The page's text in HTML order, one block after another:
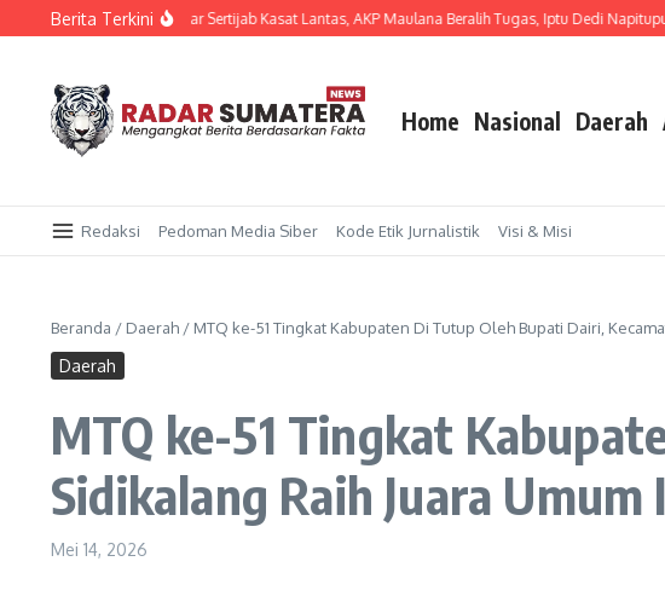
Lewati ke konten
Berita Terkini
Polres Mukomuko Gelar Sertijab Kasat Lantas, AKP Maulana Beralih Tugas, Iptu Dedi Napitupulu
Home Nasional Daerah
Redaksi Pedoman Media Siber Kode Etik Jurnalistik Visi & Misi
Beranda / Daerah / MTQ ke-51 Tingkat Kabupaten Di Tutup Oleh Bupati Dairi,
Daerah
MTQ ke-51 Tingkat
Sidikalang Raih Juara Umum I
Mei 14, 2026